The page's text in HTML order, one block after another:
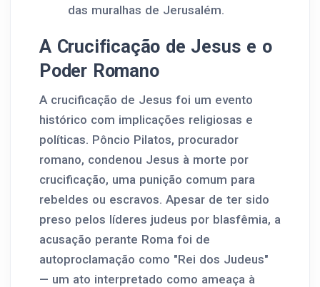
das muralhas de Jerusalém.
A Crucificação de Jesus e o
Poder Romano
A crucificação de Jesus foi um evento
histórico com implicações religiosas e
políticas. Pôncio Pilatos, procurador
romano, condenou Jesus à morte por
crucificação, uma punição comum para
rebeldes ou escravos. Apesar de ter sido
preso pelos líderes judeus por blasfêmia, a
acusação perante Roma foi de
autoproclamação como "Rei dos Judeus"
— um ato interpretado como ameaça à